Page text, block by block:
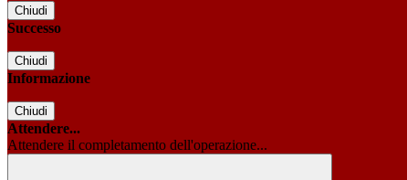
Chiudi
Successo
Chiudi
Informazione
Chiudi
Attendere...
Attendere il completamento dell'operazione...